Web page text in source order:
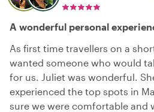
A wonderful personal
As first time travellers on a
wanted someone who would
for us. Juliet was wonderful.
experienced the top spots in
sure we were comfortable and